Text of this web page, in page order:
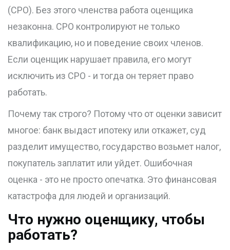
(СРО). Без этого членства работа оценщика
незаконна. СРО контролируют не только
квалификацию, но и поведение своих членов.
Если оценщик нарушает правила, его могут
исключить из СРО - и тогда он теряет право
работать.
Почему так строго? Потому что от оценки зависит
многое: банк выдаст ипотеку или откажет, суд
разделит имущество, государство возьмет налог,
покупатель заплатит или уйдет. Ошибочная
оценка - это не просто опечатка. Это финансовая
катастрофа для людей и организаций.
Что нужно оценщику, чтобы
работать?